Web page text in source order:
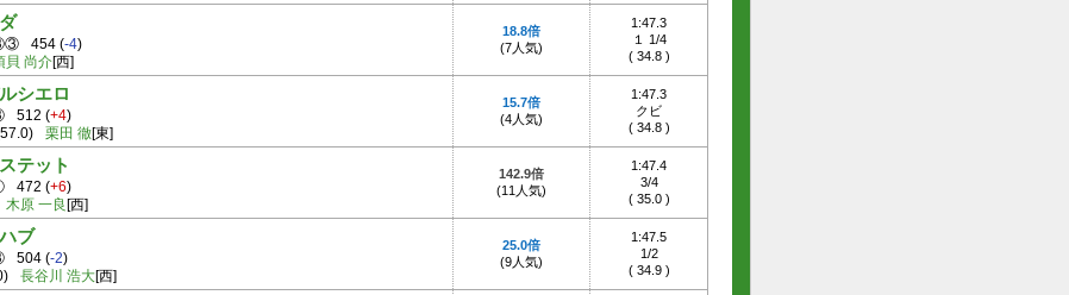
454 (-4)
貝 尚介[西]
18.8倍
(7人気)
1:47.3
１ 1/4
( 34.8)
シエロ
512 (+4)
栗田 徹[東]
15.7倍
(4人気)
1:47.3
クビ
( 34.8)
テット
472 (+6)
木原 一良[西]
142.9倍
(11人気)
1:47.4
3/4
( 35.0)
ブ
504 (-2)
長谷川 浩大[西]
25.0倍
(9人気)
1:47.5
1/2
( 34.9)